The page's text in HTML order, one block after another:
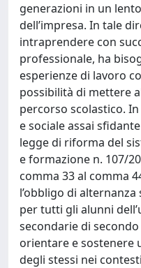
generazioni in un
dell’impresa. In tale
intraprendere con
professionale, ha
esperienze di lavoro
possibilità di mettere
percorso scolastico.
e sociale assai
legge di riforma del
e formazione n. 107/
comma 33 al comma
l’obbligo di
per tutti gli alunni
secondarie di
orientare e sostenere
degli stessi nei